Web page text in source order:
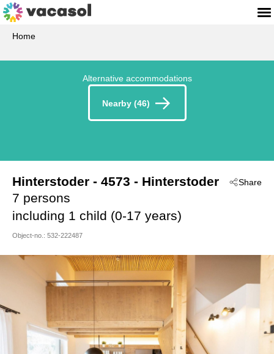
Home
Alternative accommodations
Nearby (46)
Share
Hinterstoder - 4573 - Hinterstoder
7 persons
including 1 child (0-17 years)
Object-no.: 532-222487